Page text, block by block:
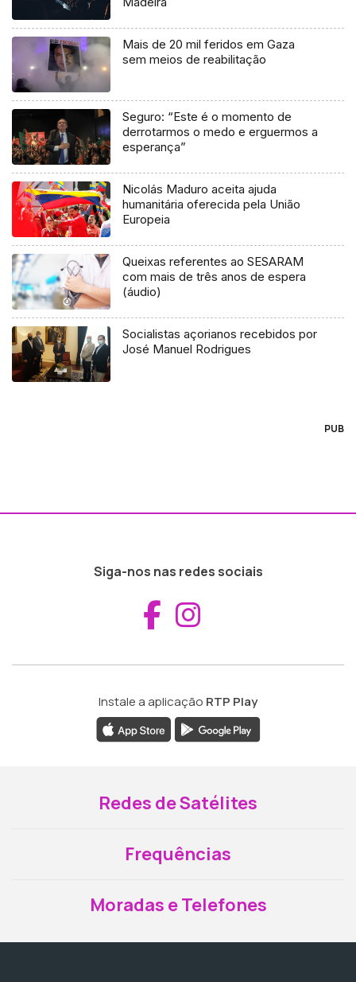
Mais de 20 mil feridos em Gaza
sem meios de reabilitação
Seguro: “Este é o momento de
derrotarmos o medo e erguermos a
esperança”
Nicolás Maduro aceita ajuda
humanitária oferecida pela União
Europeia
Queixas referentes ao SESARAM
com mais de três anos de espera
(áudio)
Socialistas açorianos recebidos por
José Manuel Rodrigues
PUB
Siga-nos nas redes sociais
Aceder ao
Instale a aplicação RTP Play
Redes de Satélites
Frequências
Moradas e Telefones